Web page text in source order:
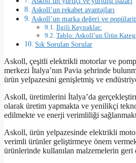
Askoll’un rekabet avantajları
Askoll’un marka değeri ve
İlgili Kaynaklar:
Tablo: Askoll’un Ürün
Sık Sorulan Sorular
Askoll, çeşitli elektrikli motorlar ve
merkezi İtalya’nın Pavia şehrinde
ürün yelpazesini genişletmiş ve
Askoll, üretimlerini İtalya’da
olarak üretim yapmakta ve yenilikçi
edilmekte ve enerji verimliliği
Askoll, ürün yelpazesinde elektrikli
verimli ürünler geliştirmeye önem
ürünlerinde kullanılan malzemelerin